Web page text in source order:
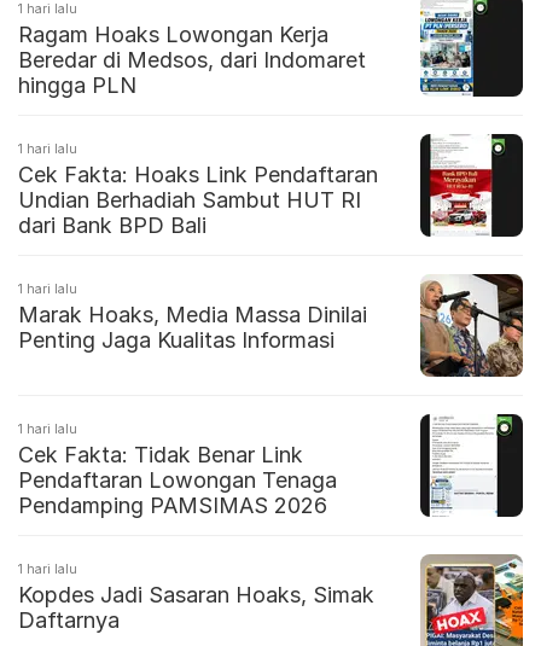
1 hari lalu
Ragam Hoaks Lowongan Kerja
Beredar di Medsos, dari Indomaret
hingga PLN
1 hari lalu
Cek Fakta: Hoaks Link Pendaftaran
Undian Berhadiah Sambut HUT RI
dari Bank BPD Bali
1 hari lalu
Marak Hoaks, Media Massa Dinilai
Penting Jaga Kualitas Informasi
1 hari lalu
Cek Fakta: Tidak Benar Link
Pendaftaran Lowongan Tenaga
Pendamping PAMSIMAS 2026
1 hari lalu
Kopdes Jadi Sasaran Hoaks, Simak
Daftarnya